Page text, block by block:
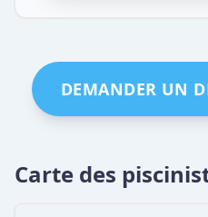
DEMANDER UN
Carte des